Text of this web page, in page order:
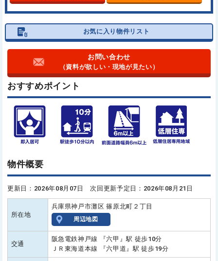
お気に入り物件リスト
お問い合わせ
（資料が欲しい・現地が見たい）
おすすめポイント
物件概要
更新日：2026年08月07日 次回更新予定日：2026年08月21日
所在地
兵庫県神戸市灘区 篠原北町２丁目
周辺地図
交通
阪急電鉄神戸線 『六甲』駅 徒歩10分
ＪＲ東海道本線 『六甲道』駅 徒歩19分